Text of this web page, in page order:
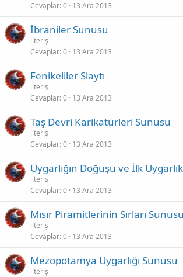
Cevaplar 0 13 Ara 2013
İbraniler Sunusu
ilteriş
Cevaplar 0 13 Ara 2013
Fenikeliler Slaytı
ilteriş
Cevaplar 0 13 Ara 2013
Taş Devri Karikatürleri Sunusu
ilteriş
Cevaplar 0 13 Ara 2013
Uygarlığın Doğuşu ve İlk
ilteriş
Cevaplar 0 13 Ara 2013
Mısır Piramitlerinin Sırları Sunusu
ilteriş
Cevaplar 0 13 Ara 2013
Mezopotamya Uygarlığı Sunusu
ilteriş